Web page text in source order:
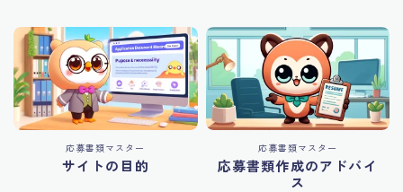
応募書類マスター
サイトの目的
応募書類マスター
応募書類作成のアドバイ
ス